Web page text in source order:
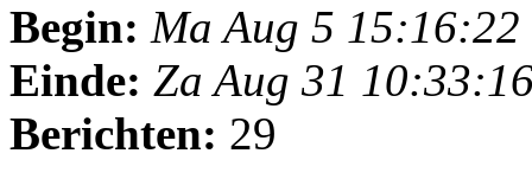
Begin: Ma Aug 5 15:16:22
Einde: Za Aug 31
Berichten: 29